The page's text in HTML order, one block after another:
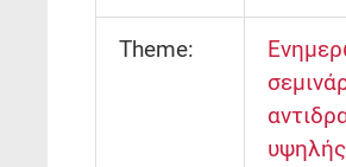
Theme: